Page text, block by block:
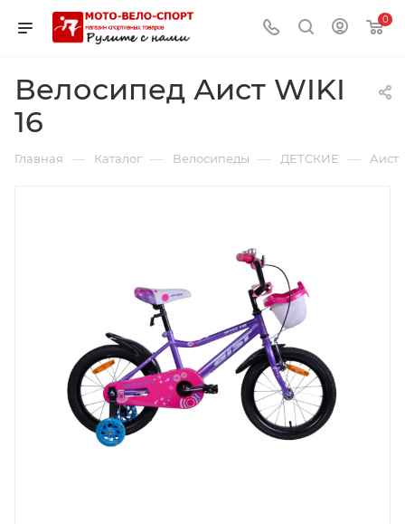
0
Велосипед Аист WIKI
16
Главная — Каталог — Велосипеды — ДЕТСКИЕ — Аист